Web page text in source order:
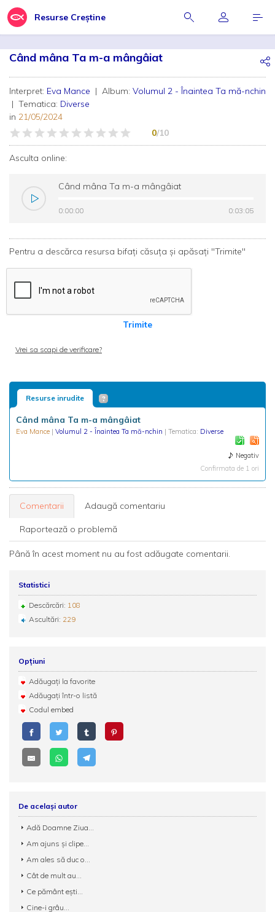
Resurse Creștine
Când mâna Ta m-a mângâiat
Interpret: Eva Mance | Album: Volumul 2 - Înaintea Ta mă-nchin
| Tematica: Diverse
in 21/05/2024
0/10
Asculta online:
Când mâna Ta m-a mângâiat
0:00:00 0:03:05
0:00:00 0:03:05
Pentru a descărca resursa bifați căsuța și apăsați "Trimite"
Trimite
Vrei sa scapi de verificare?
Resurse inrudite
Când mâna Ta m-a mângâiat
Eva Mance | Volumul 2 - Înaintea Ta mă-nchin | Tematica: Diverse
Negativ
Confirmata de 1 ori
Comentarii Adaugă comentariu
Raportează o problemă
Până în acest moment nu au fost adăugate comentarii.
Statistici
Descărcări: 108
Ascultări: 229
Opțiuni
Adăugați la favorite
Adăugați într-o listă
Codul embed
De același autor
Adă Doamne Ziua...
Am ajuns și clipe...
Am ales să duc o...
Cât de mult au...
Ce pământ ești...
Cine-i grâu...